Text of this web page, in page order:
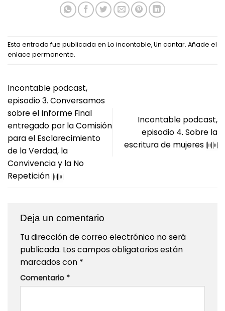
Esta entrada fue publicada en Lo incontable,Un contar. Añade el
enlace permanente.
Incontable podcast,
episodio 3. Conversamos
sobre el Informe Final
entregado por la Comisión
para el Esclarecimiento
de la Verdad, la
Convivencia y la No
Repetición
Incontable podcast,
episodio 4. Sobre la
escritura de mujeres
Deja un comentario
Tu dirección de correo electrónico no será
publicada. Los campos obligatorios están
marcados con *
Comentario *